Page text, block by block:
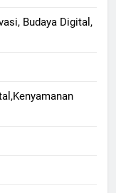
Budaya Digital,